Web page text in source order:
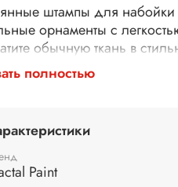
штампы для набойки
орнаменты с
обычную ткань в
штампами для
для декора одежды,
выбирают наши штампы?
– изготовлены из
оттиск – резные узоры и
и красивый рисунок.
полностью
Paint